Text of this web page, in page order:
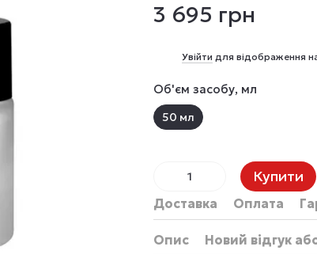
3 695 грн
Увійти для відображення
Об'єм засобу, мл
50 мл
Купити
Доставка Оплата
Опис Новий відгук